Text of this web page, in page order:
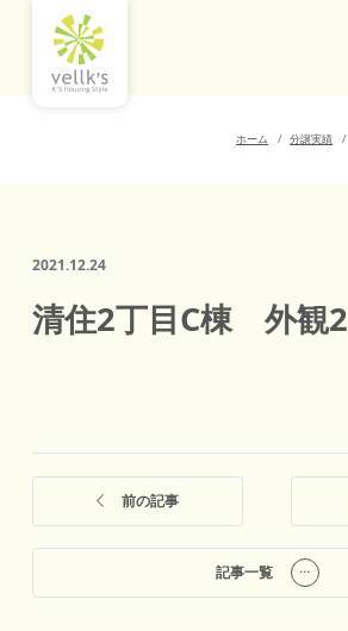
ホーム 分譲実績
2021.12.24
清住2丁目C棟 外観2
前の記事
記事一覧